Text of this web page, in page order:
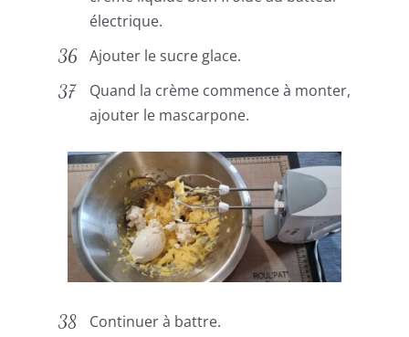
électrique.
Ajouter le sucre glace.
Quand la crème commence à monter,
ajouter le mascarpone.
Continuer à battre.